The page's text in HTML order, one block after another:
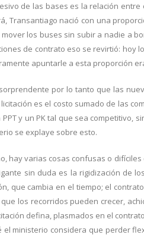
de las bases es la relación entre
Transantiago nació con una
los buses sin subir a nadie a
de contrato eso se revirtió: hoy
apuntarle a esta proporción
por lo tanto que las
es el costo sumado de las
PPT y un PK tal que sea competitivo,
se explaye sobre esto.
hay varias cosas confusas o
sin duda es la rigidización de
que cambia en el tiempo; el
los recorridos pueden crecer,
defina, plasmados en el
el ministerio considera que perder